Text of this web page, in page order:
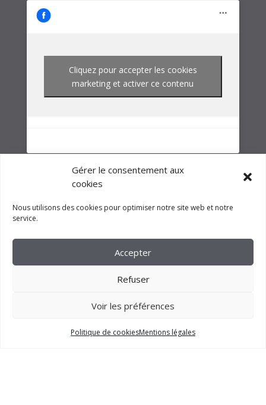
Gérer le consentement aux
cookies
Nous utilisons des cookies pour optimiser notre site web et notre
service.
Accepter
Refuser
Voir les préférences
Politique de cookiesMentions légales
FM CRÉATION